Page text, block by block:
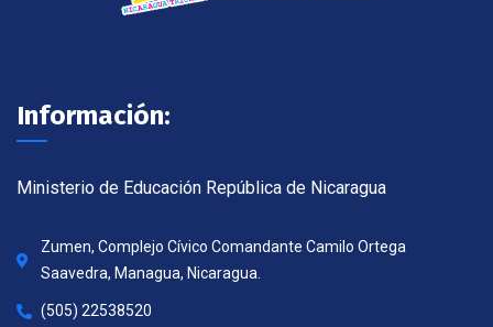
Información:
Ministerio de Educación República de Nicaragua
Zumen, Complejo Cívico Comandante Camilo Ortega
Saavedra, Managua, Nicaragua.
(505) 22538520